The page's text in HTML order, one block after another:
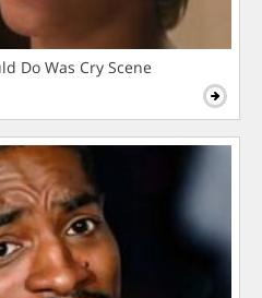
Do Was Cry Scene